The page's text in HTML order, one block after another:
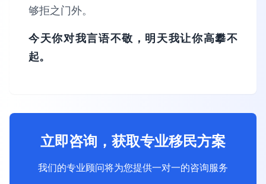
够拒之门外。
今天你对我言语不敬，明天我让你高攀不
起。
立即咨询，获取专业移民方案
我们的专业顾问将为您提供一对一的咨询服务